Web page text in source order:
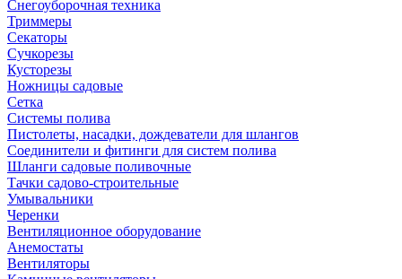
Снегоуборочная техника
Триммеры
Секаторы
Сучкорезы
Кусторезы
Ножницы садовые
Сетка
Системы полива
Пистолеты, насадки, дождеватели для шлангов
Соединители и фитинги для систем полива
Шланги садовые поливочные
Тачки садово-строительные
Умывальники
Черенки
Вентиляционное оборудование
Анемостаты
Вентиляторы